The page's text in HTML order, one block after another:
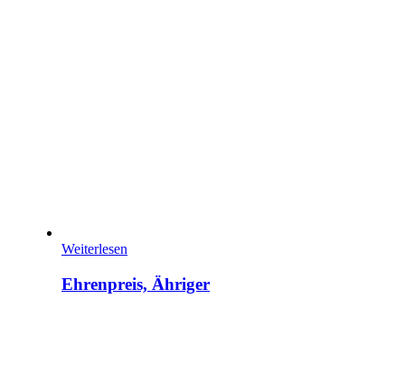
Weiterlesen
Ehrenpreis, Ähriger